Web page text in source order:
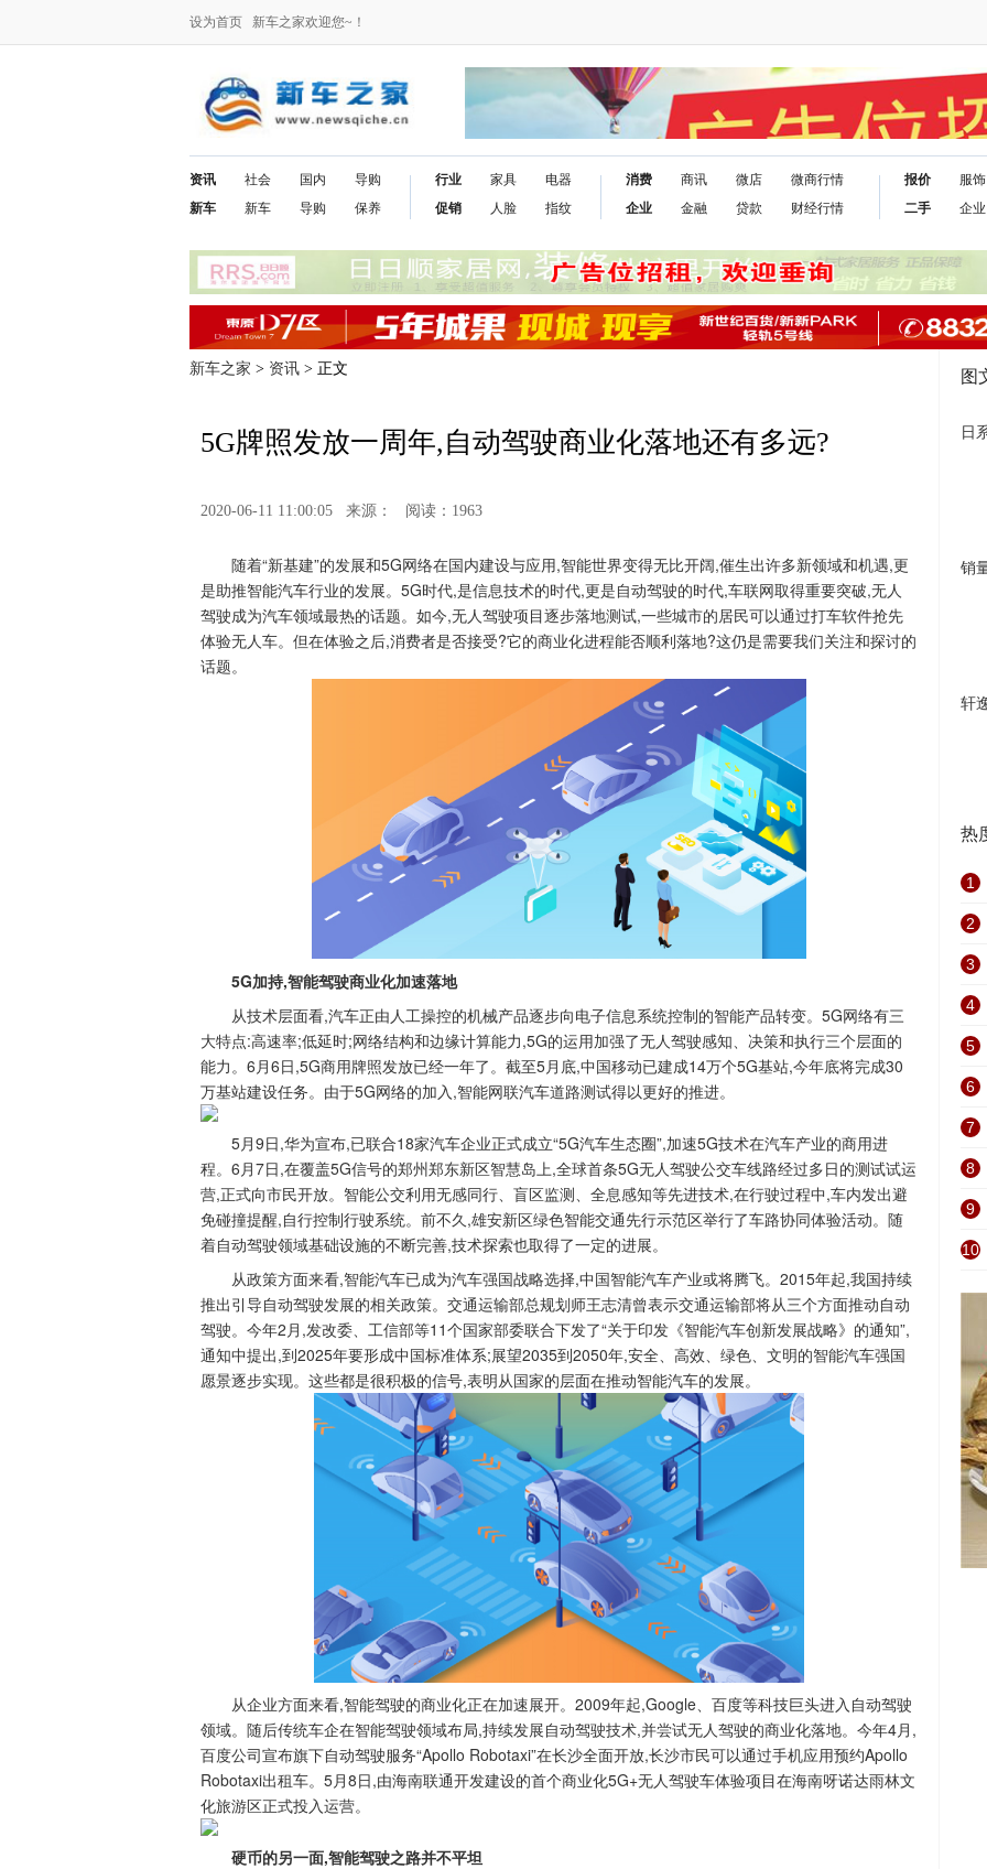
设为首页 新车之家欢迎您~！
资讯
新车
社会
新车
国内
导购
导购
保养
行业
促销
家具
人脸
电器
指纹
消费
企业
商讯
金融
微店
贷款
微商行情
财经行情
报价
二手
服饰
企业
新车之家 > 资讯 > 正文
5G牌照发放一周年,自动驾驶商业化落地还有多远?
2020-06-11 11:00:05 来源： 阅读：1963
随着“新基建”的发展和5G网络在国内建设与应用,智能世界变得无比开阔,催生出许多新领域和机遇,更
是助推智能汽车行业的发展。5G时代,是信息技术的时代,更是自动驾驶的时代,车联网取得重要突破,无人
驾驶成为汽车领域最热的话题。如今,无人驾驶项目逐步落地测试,一些城市的居民可以通过打车软件抢先
体验无人车。但在体验之后,消费者是否接受?它的商业化进程能否顺利落地?这仍是需要我们关注和探讨的
话题。
5G加持,智能驾驶商业化加速落地
从技术层面看,汽车正由人工操控的机械产品逐步向电子信息系统控制的智能产品转变。5G网络有三
大特点:高速率;低延时;网络结构和边缘计算能力,5G的运用加强了无人驾驶感知、决策和执行三个层面的
能力。6月6日,5G商用牌照发放已经一年了。截至5月底,中国移动已建成14万个5G基站,今年底将完成30
万基站建设任务。由于5G网络的加入,智能网联汽车道路测试得以更好的推进。
5月9日,华为宣布,已联合18家汽车企业正式成立“5G汽车生态圈”,加速5G技术在汽车产业的商用进
程。6月7日,在覆盖5G信号的郑州郑东新区智慧岛上,全球首条5G无人驾驶公交车线路经过多日的测试试运
营,正式向市民开放。智能公交利用无感同行、盲区监测、全息感知等先进技术,在行驶过程中,车内发出避
免碰撞提醒,自行控制行驶系统。前不久,雄安新区绿色智能交通先行示范区举行了车路协同体验活动。随
着自动驾驶领域基础设施的不断完善,技术探索也取得了一定的进展。
从政策方面来看,智能汽车已成为汽车强国战略选择,中国智能汽车产业或将腾飞。2015年起,我国持续
推出引导自动驾驶发展的相关政策。交通运输部总规划师王志清曾表示交通运输部将从三个方面推动自动
驾驶。今年2月,发改委、工信部等11个国家部委联合下发了“关于印发《智能汽车创新发展战略》的通知”,
通知中提出,到2025年要形成中国标准体系;展望2035到2050年,安全、高效、绿色、文明的智能汽车强国
愿景逐步实现。这些都是很积极的信号,表明从国家的层面在推动智能汽车的发展。
从企业方面来看,智能驾驶的商业化正在加速展开。2009年起,Google、百度等科技巨头进入自动驾驶
领域。随后传统车企在智能驾驶领域布局,持续发展自动驾驶技术,并尝试无人驾驶的商业化落地。今年4月,
百度公司宣布旗下自动驾驶服务“Apollo Robotaxi”在长沙全面开放,长沙市民可以通过手机应用预约Apollo
Robotaxi出租车。5月8日,由海南联通开发建设的首个商业化5G+无人驾驶车体验项目在海南呀诺达雨林文
化旅游区正式投入运营。
硬币的另一面,智能驾驶之路并不平坦
图
日
销
轩
热
1
2
3
4
5
6
7
8
9
10